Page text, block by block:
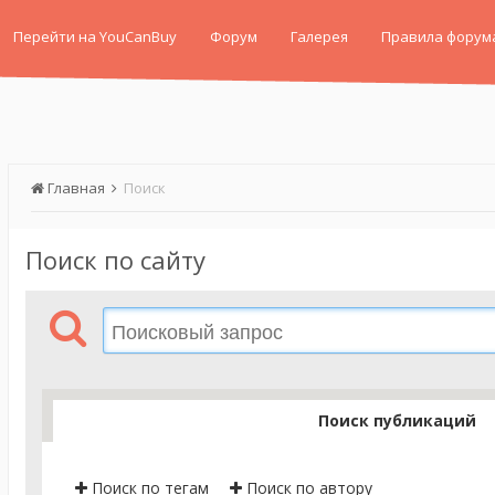
Перейти на YouCanBuy Форум Галерея Правила
Главная Поиск
Поиск по сайту
Поиск публикаций
Поиск по тегам Поиск по автору